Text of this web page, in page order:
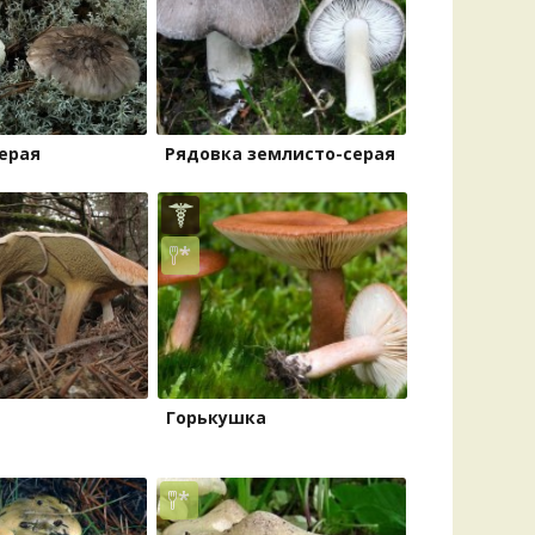
Рядовка землисто-серая
Горькушка